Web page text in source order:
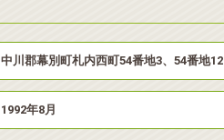
中川郡幕別町札内西町54番地3、54番地12
1992年8月